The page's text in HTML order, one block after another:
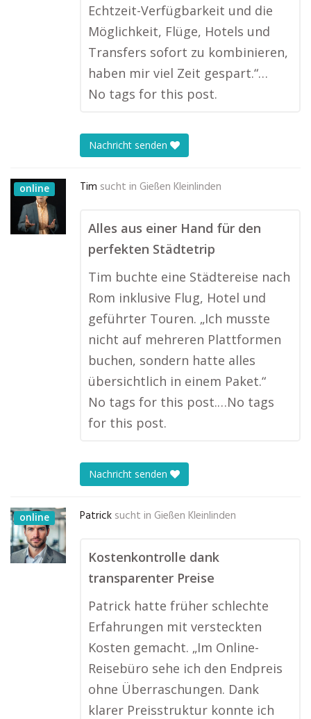
Echtzeit-Verfügbarkeit und die
Möglichkeit, Flüge, Hotels und
Transfers sofort zu kombinieren,
haben mir viel Zeit gespart.“…
No tags for this post.
Nachricht senden
online Tim sucht in Gießen Kleinlinden
Alles aus einer Hand für den
perfekten Städtetrip
Tim buchte eine Städtereise nach
Rom inklusive Flug, Hotel und
geführter Touren. „Ich musste
nicht auf mehreren Plattformen
buchen, sondern hatte alles
übersichtlich in einem Paket.“
No tags for this post.…No tags
for this post.
Nachricht senden
online Patrick sucht in Gießen Kleinlinden
Kostenkontrolle dank
transparenter Preise
Patrick hatte früher schlechte
Erfahrungen mit versteckten
Kosten gemacht. „Im Online-
Reisebüro sehe ich den Endpreis
ohne Überraschungen. Dank
klarer Preisstruktur konnte ich